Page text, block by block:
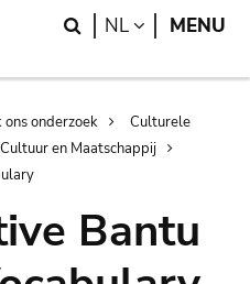
Search
NL LANGUAGE
MENU
ons onderzoek
Culturele
Cultuur en Maatschappij
Bantu